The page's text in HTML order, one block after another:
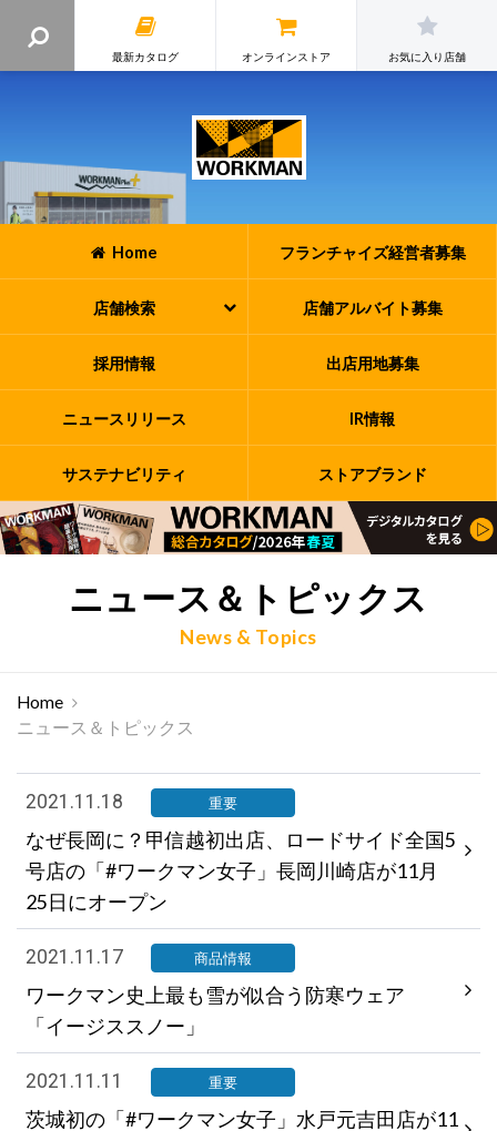
最新カタログ オンラインストア お気に入り店舗
Home フランチャイズ経営者募集
店舗検索 店舗アルバイト募集
採用情報 出店用地募集
ニュースリリース IR情報
サステナビリティ ストアブランド
ニュース＆トピックス
News & Topics
Home
ニュース＆トピックス
2021.11.18 重要
なぜ長岡に？甲信越初出店、ロードサイド全国5
号店の「#ワークマン女子」長岡川崎店が11月
25日にオープン
2021.11.17 商品情報
ワークマン史上最も雪が似合う防寒ウェア
「イージススノー」
2021.11.11 重要
茨城初の「#ワークマン女子」水戸元吉田店が11